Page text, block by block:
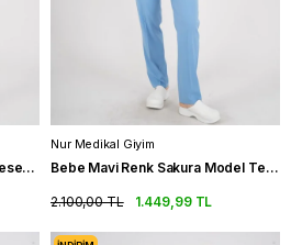
Antrasit Renk Sakura Model Tesettür Doktor Hemşire Scrubs Üniforma Takımı
Nur Medikal Giyim
Bebe Mavi Renk Sakura Model Tesettür Doktor Hemşire Scrubs Üniforma Takımı
1.449,99 TL
2.100,00 TL